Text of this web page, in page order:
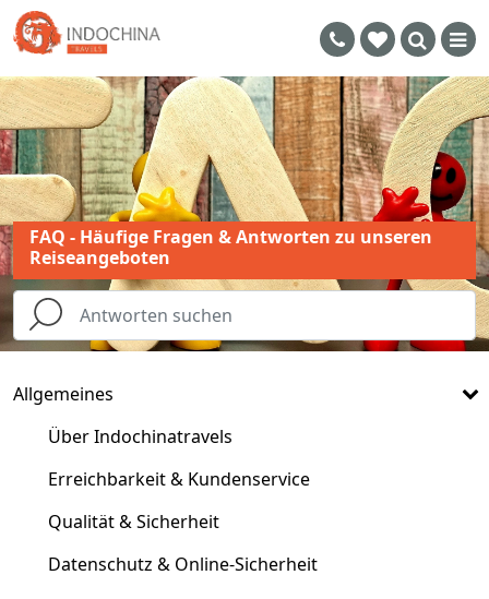
FAQ - Häufige Fragen & Antworten zu unseren
Reiseangeboten
Allgemeines
Über Indochinatravels
Erreichbarkeit & Kundenservice
Qualität & Sicherheit
Datenschutz & Online-Sicherheit